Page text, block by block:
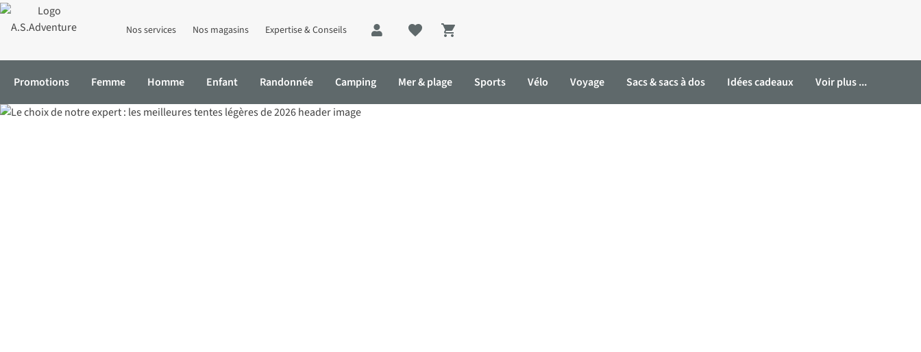
Nos services Nos magasins Expertise & Conseils
Shopping cart
Promotions Femme Homme Enfant Randonnée Camping Mer & plage Sports Vélo Voyage Sacs & sacs à dos Idées cadeaux Voir plus ...